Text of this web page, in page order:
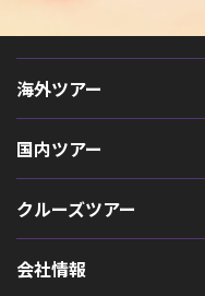
海外ツアー
国内ツアー
クルーズツアー
会社情報